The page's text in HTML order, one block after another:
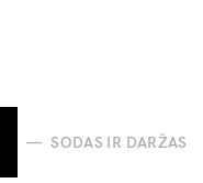
SODAS IR DARŽAS